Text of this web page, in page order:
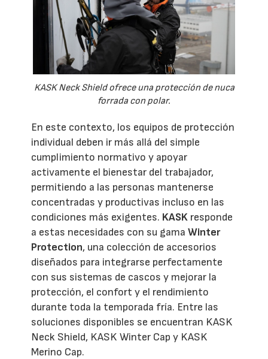
KASK Neck Shield ofrece una protección de nuca
forrada con polar.
En este contexto, los equipos de protección
individual deben ir más allá del simple
cumplimiento normativo y apoyar
activamente el bienestar del trabajador,
permitiendo a las personas mantenerse
concentradas y productivas incluso en las
condiciones más exigentes. KASK responde
a estas necesidades con su gamaWinter
Protection, una colección de accesorios
diseñados para integrarse perfectamente
con sus sistemas de cascos y mejorar la
protección, el confort y el rendimiento
durante toda la temporada fría. Entre las
soluciones disponibles se encuentran KASK
Neck Shield, KASK Winter Cap y KASK
Merino Cap.